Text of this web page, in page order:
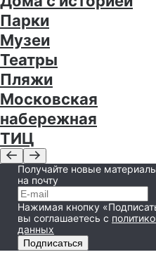
Парки
Музеи
Театры
Пляжи
Московская
набережная
ТИЦ
Получайте новые
на почту
Нажимая кнопку
вы соглашаетесь с
данных
Подписаться